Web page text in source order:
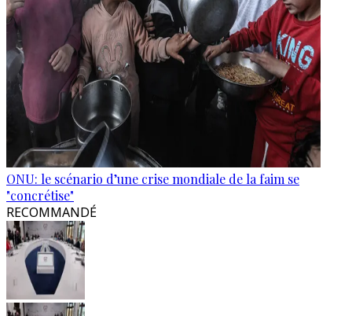
ONU: le scénario d’une crise mondiale de la faim se
"concrétise"
RECOMMANDÉ